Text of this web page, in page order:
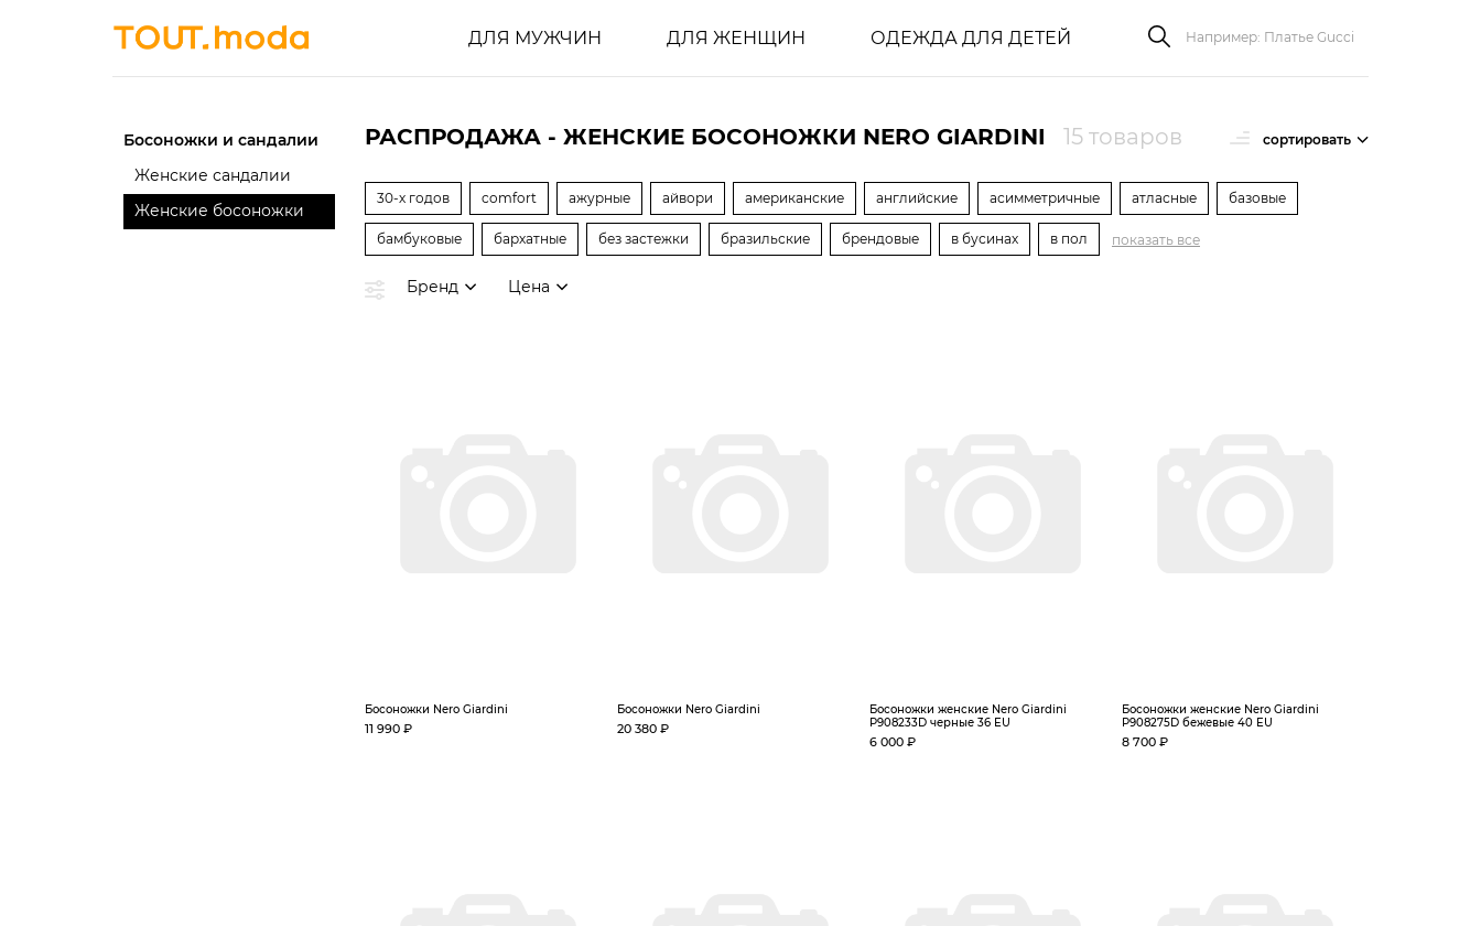
ДЛЯ МУЖЧИН ДЛЯ ЖЕНЩИН ОДЕЖДА ДЛЯ ДЕТЕЙ
Босоножки и сандалии
Женские сандалии
Женские босоножки
РАСПРОДАЖА - ЖЕНСКИЕ БОСОНОЖКИ NERO GIARDINI 15 товаров сортировать
30-х годов comfort ажурные айвори американские английские асимметричные атласные базовые
бамбуковые бархатные без застежки бразильские брендовые в бусинах в пол показать все
Бренд Цена
Босоножки Nero Giardini
11 990 ₽
Босоножки Nero Giardini
20 380 ₽
Босоножки женские Nero Giardini
P908233D черные 36 EU
6 000 ₽
Босоножки женские Nero Giardini
P908275D бежевые 40 EU
8 700 ₽